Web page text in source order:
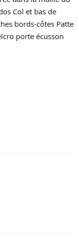
Col et bas de
bords-côtes Patte
porte écusson